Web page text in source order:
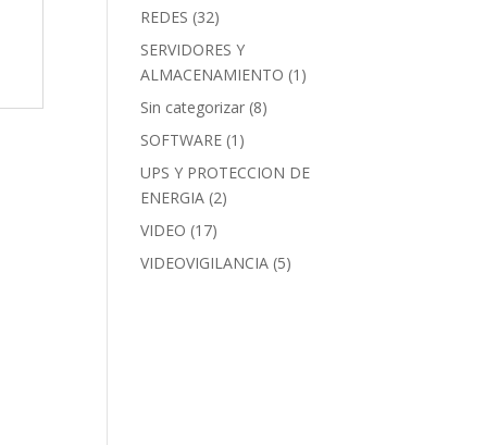
REDES (32)
SERVIDORES Y
ALMACENAMIENTO (1)
Sin categorizar (8)
SOFTWARE (1)
UPS Y PROTECCION DE
ENERGIA (2)
VIDEO (17)
VIDEOVIGILANCIA (5)